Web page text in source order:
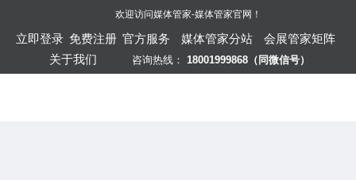
欢迎访问媒体管家-媒体管家官网 ！
立即登录 免费注册 官方服务 媒体管家分站
会展管家矩阵
关于我们
咨询热线： 18001999868（同微信号）